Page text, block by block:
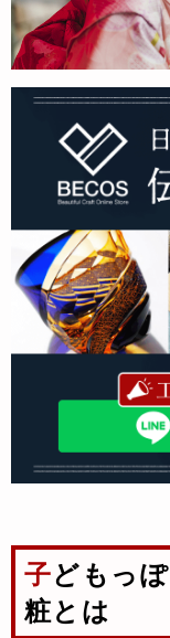
子どもっぽさが大切な舞妓のお化
粧とは